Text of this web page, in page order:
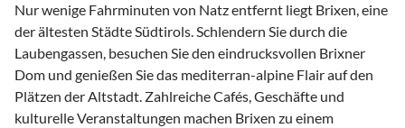
Nur wenige Fahrminuten von Natz entfernt liegt Brixen, eine
der ältesten Städte Südtirols. Schlendern Sie durch die
Laubengassen, besuchen Sie den eindrucksvollen Brixner
Dom und genießen Sie das mediterran-alpine Flair auf den
Plätzen der Altstadt. Zahlreiche Cafés, Geschäfte und
kulturelle Veranstaltungen machen Brixen zu einem